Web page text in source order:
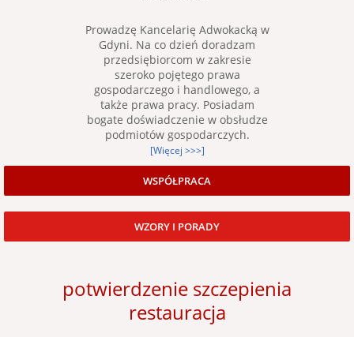
Prowadzę Kancelarię Adwokacką w
Gdyni. Na co dzień doradzam
przedsiębiorcom w zakresie
szeroko pojętego prawa
gospodarczego i handlowego, a
także prawa pracy. Posiadam
bogate doświadczenie w obsłudze
podmiotów gospodarczych.
[Więcej >>>]
WSPÓŁPRACA
WZORY I PORADY
potwierdzenie szczepienia
restauracja